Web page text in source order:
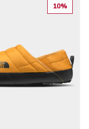
10%